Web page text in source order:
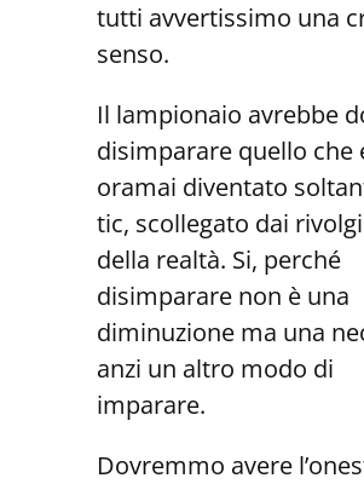
tutti avvertissimo una
senso.
Il lampionaio avrebbe
disimparare quello che
oramai diventato
tic, scollegato dai
della realtà. Si, perché
disimparare non è una
diminuzione ma una
anzi un altro modo di
imparare.
Dovremmo avere